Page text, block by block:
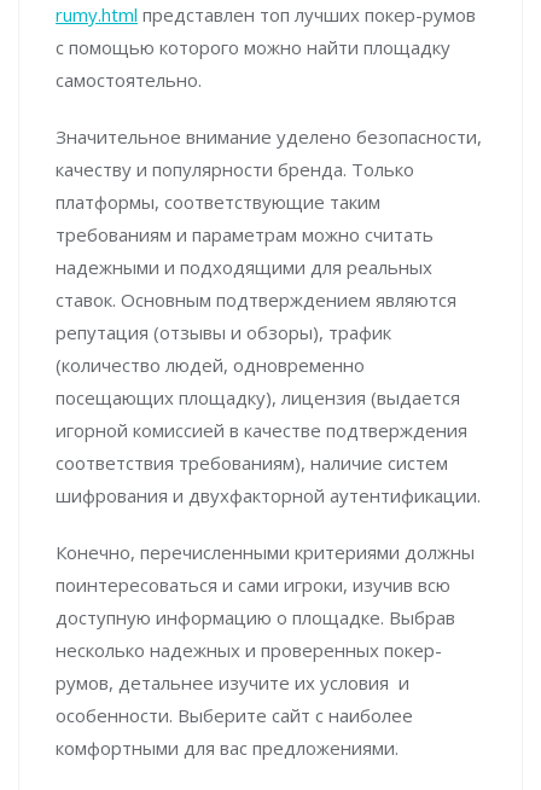
rumy.html представлен топ лучших покер-румов
с помощью которого можно найти площадку
самостоятельно.
Значительное внимание уделено безопасности,
качеству и популярности бренда. Только
платформы, соответствующие таким
требованиям и параметрам можно считать
надежными и подходящими для реальных
ставок. Основным подтверждением являются
репутация (отзывы и обзоры), трафик
(количество людей, одновременно
посещающих площадку), лицензия (выдается
игорной комиссией в качестве подтверждения
соответствия требованиям), наличие систем
шифрования и двухфакторной аутентификации.
Конечно, перечисленными критериями должны
поинтересоваться и сами игроки, изучив всю
доступную информацию о площадке. Выбрав
несколько надежных и проверенных покер-
румов, детальнее изучите их условия и
особенности. Выберите сайт с наиболее
комфортными для вас предложениями.